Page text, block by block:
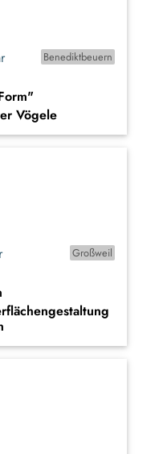
Benediktbeuern
Vögele
Großweil